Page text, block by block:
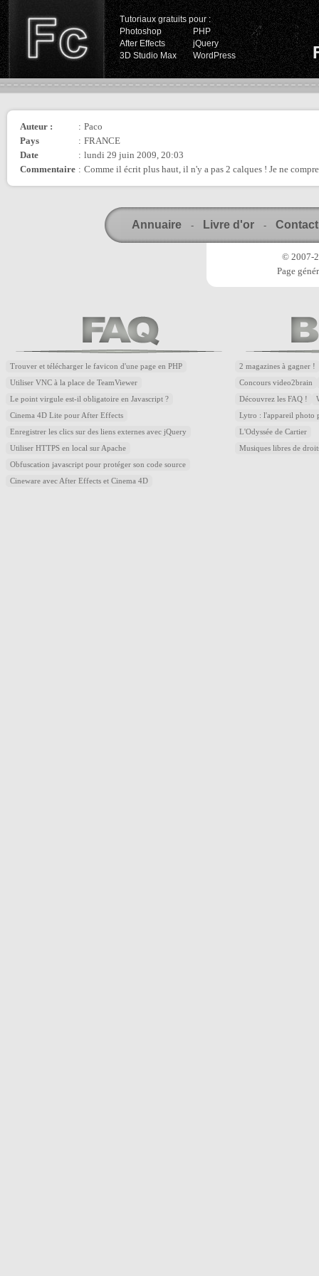
Tutoriaux gratuits pour :
Photoshop
PHP
After Effects
jQuery
3D Studio Max
WordPress
Auteur : : Paco
Pays
: FRANCE
Date
: lundi 29 juin 2009, 20:03
Commentaire : Comme il écrit plus haut, il n'y a pas 2 calques ! Je ne
Annuaire - Livre d'or - Contact
© 2007-
Page
Trouver et télécharger le favicon d'une page en PHP
Utiliser VNC à la place de TeamViewer
Le point virgule est-il obligatoire en Javascript ?
Cinema 4D Lite pour After Effects
Enregistrer les clics sur des liens externes avec jQuery
Utiliser HTTPS en local sur Apache
Obfuscation javascript pour protéger son code source
Cineware avec After Effects et Cinema 4D
2 magazines à gagner !
Concours video2brain
Découvrez les FAQ !
Lytro : l'appareil photo
L'Odyssée de Cartier
Musiques libres de